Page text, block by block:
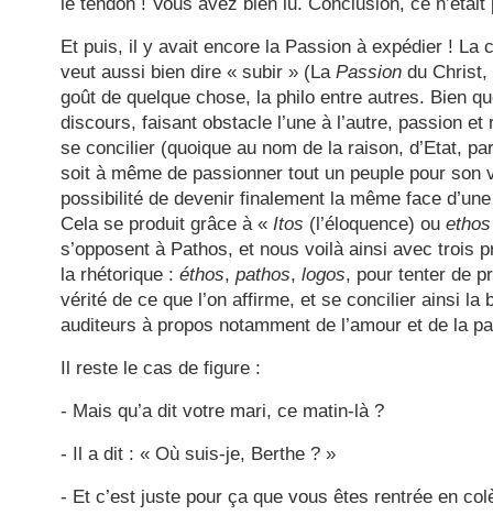
Et puis, il y avait encore la Passion à expédier ! La
veut aussi bien dire « subir » (La Passion du Christ,
goût de quelque chose, la philo entre autres. Bien
discours, faisant obstacle l’une à l’autre, passion
se concilier (quoique au nom de la raison, d’Etat,
soit à même de passionner tout un peuple pour son
possibilité de devenir finalement la même face
Cela se produit grâce à « Itos (l’éloquence) ou ethos
s’opposent à Pathos, et nous voilà ainsi avec trois
la rhétorique : éthos, pathos, logos, pour tenter de
vérité de ce que l’on affirme, et se concilier ainsi la
auditeurs à propos notamment de l’amour et de la
Il reste le cas de figure :
- Mais qu’a dit votre mari, ce matin-là ?
- Il a dit : « Où suis-je, Berthe ? »
- Et c’est juste pour ça que vous êtes rentrée en